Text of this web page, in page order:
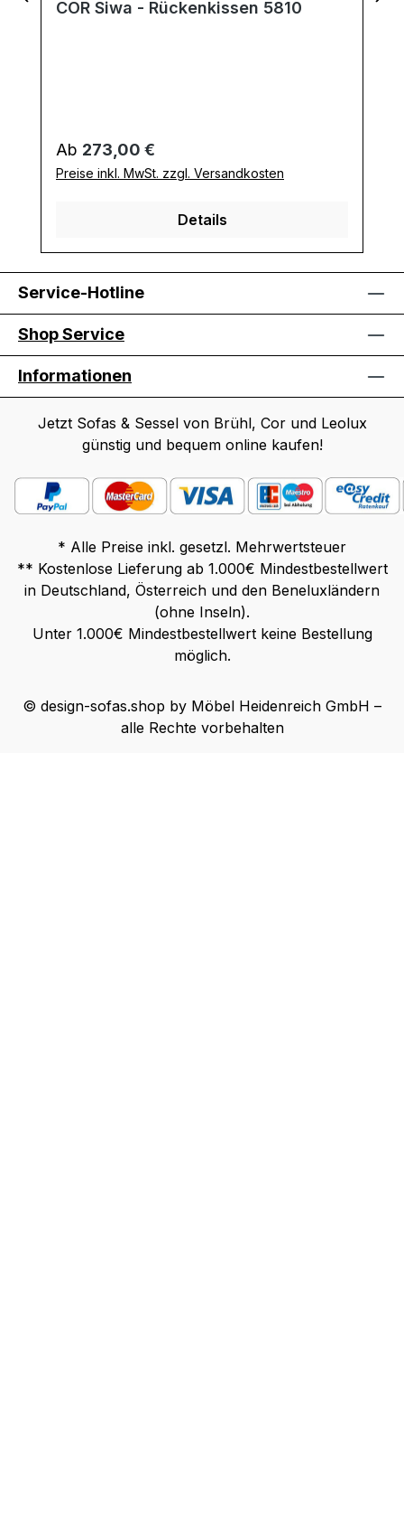
COR Siwa - Rückenkissen 5810
Regulärer Preis:
Ab 273,00 €
Preise inkl. MwSt. zzgl. Versandkosten
Details
Service-Hotline
Shop Service
Informationen
Jetzt Sofas & Sessel von Brühl, Cor und Leolux
günstig und bequem online kaufen!
* Alle Preise inkl. gesetzl. Mehrwertsteuer
** Kostenlose Lieferung ab 1.000€ Mindestbestellwert
in Deutschland, Österreich und den Beneluxländern
(ohne Inseln).
Unter 1.000€ Mindestbestellwert keine Bestellung
möglich.
© design-sofas.shop by Möbel Heidenreich GmbH –
alle Rechte vorbehalten